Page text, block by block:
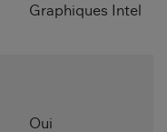
Graphiques Intel
Oui